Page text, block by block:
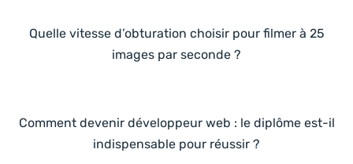
Quelle vitesse d’obturation choisir pour filmer à 25
images par seconde ?
Comment devenir développeur web : le diplôme est-il
indispensable pour réussir ?